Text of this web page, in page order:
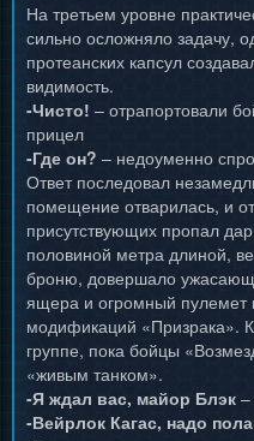
На третьем уровне
сильно осложняло задачу,
протеанских капсул
видимость.
-Чисто! – отрапортовали
прицел
-Где он? – недоуменно
Ответ последовал
помещение отварилась, и
присутствующих пропал
половиной метра длиной,
броню, довершало
ящера и огромный пулемет
модификаций «Призрака».
группе, пока бойцы
«живым танком».
-Я ждал вас, майор Блэк –
-Вейрлок Кагас, надо